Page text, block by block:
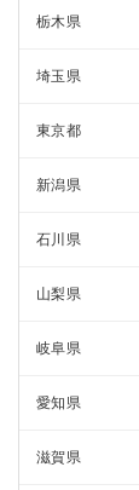
栃木県
埼玉県
東京都
新潟県
石川県
山梨県
岐阜県
愛知県
滋賀県